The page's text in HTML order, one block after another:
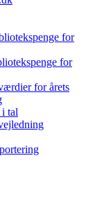
for
for
for årets
tal